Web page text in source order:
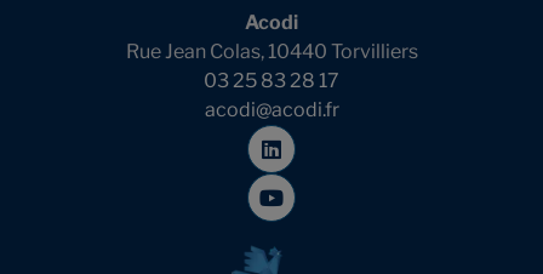
Acodi
Rue Jean Colas, 10440 Torvilliers
03 25 83 28 17
acodi@acodi.fr